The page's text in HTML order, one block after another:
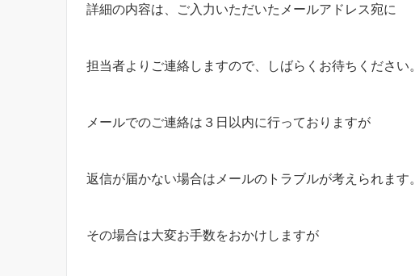
詳細の内容は、ご入力いただいたメールアドレス宛に
担当者よりご連絡しますので、しばらくお待ちください。
メールでのご連絡は３日以内に行っておりますが
返信が届かない場合はメールのトラブルが考えられます。
その場合は大変お手数をおかけしますが